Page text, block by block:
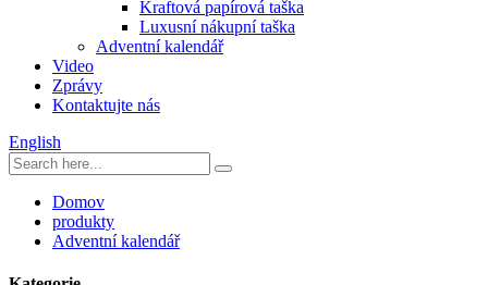
Kraftová papírová taška
Luxusní nákupní taška
Adventní kalendář
Video
Zprávy
Kontaktujte nás
English
Domov
produkty
Adventní kalendář